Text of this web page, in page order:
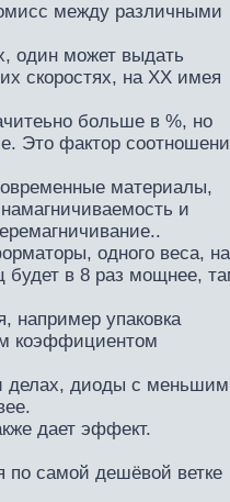
между различными
один может выдать
скоростях, на ХХ имея
больше в %, но
Это фактор
материалы,
и
одного веса, на
будет в 8 раз мощнее,
например упаковка
коэффициентом
делах, диоды с меньшим
дает эффект.
самой дешёвой ветке